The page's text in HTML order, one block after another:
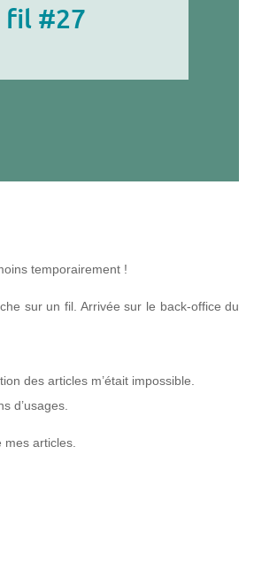
fil #27
temporairement !
sur un fil. Arrivée sur le back-office du
des articles m’était impossible.
d’usages.
mes articles.